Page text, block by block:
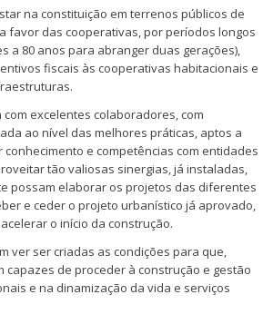
na constituição em terrenos públicos de
favor das cooperativas, por períodos longos
a 80 anos para abranger duas gerações),
fiscais às cooperativas habitacionais e
com excelentes colaboradores, com
ao nível das melhores práticas, aptos a
e competências com entidades
tão valiosas sinergias, já instaladas,
possam elaborar os projetos das diferentes
e ceder o projeto urbanístico já aprovado,
o início da construção.
ver ser criadas as condições para que,
capazes de proceder à construção e gestão
e na dinamização da vida e serviços